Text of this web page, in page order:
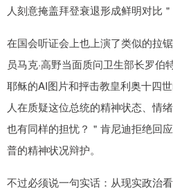
人刻意掩盖拜登衰退形成鲜明对比＂
在国会听证会上也上演了类似的拉
员马克·高野当面质问卫生部长罗伯
耶稣的AI图片和抨击教皇利奥十四
人在质疑这位总统的精神状态、情
也有同样的担忧？＂肯尼迪拒绝回
普的精神状况辩护。
不过必须说一句实话：从现实政治